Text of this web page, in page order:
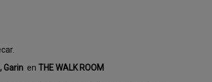
Garin en THE WALK ROOM